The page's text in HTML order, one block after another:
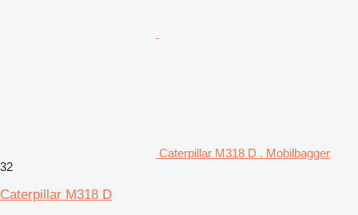
Caterpillar M318 D . Mobilbagger
32
Caterpillar M318 D